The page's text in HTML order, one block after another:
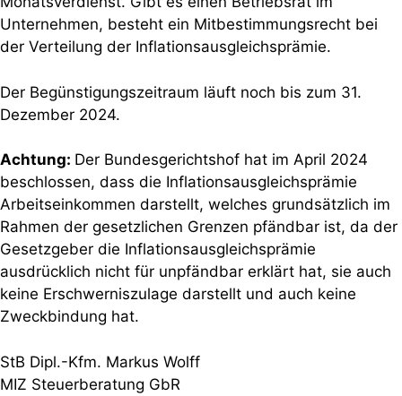
Unternehmen, besteht ein Mitbestimmungsrecht bei
der Verteilung der Inflationsausgleichsprämie.
Der Begünstigungszeitraum läuft noch bis zum 31.
Dezember 2024.
Achtung: Der Bundesgerichtshof hat im April 2024
beschlossen, dass die Inflations­ausgleichsprämie
Arbeitseinkommen darstellt, welches grundsätzlich im
Rahmen der gesetzlichen Grenzen pfändbar ist, da der
Gesetzgeber die Inflationsausgleichsprämie
ausdrücklich nicht für unpfändbar erklärt hat, sie auch
keine Erschwerniszulage darstellt und auch keine
Zweckbindung hat.
StB Dipl.-Kfm. Markus Wolff
MIZ Steuerberatung GbR